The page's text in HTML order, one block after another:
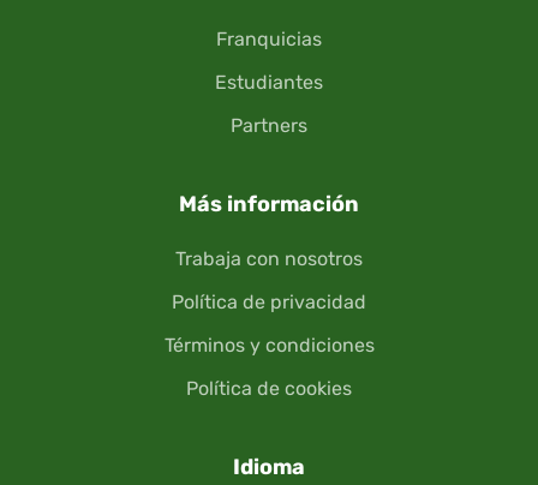
Franquicias
Estudiantes
Partners
Más información
Trabaja con nosotros
Política de privacidad
Términos y condiciones
Política de cookies
Idioma